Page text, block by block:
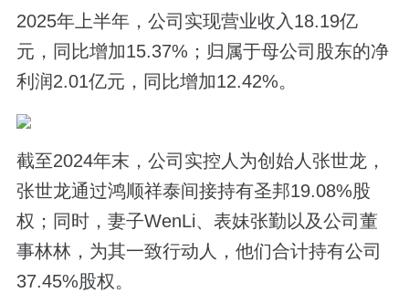
2025年上半年，公司实现营业收入18.19亿
元，同比增加15.37%；归属于母公司股东的净
利润2.01亿元，同比增加12.42%。
截至2024年末，公司实控人为创始人张世龙，
张世龙通过鸿顺祥泰间接持有圣邦19.08%股
权；同时，妻子WenLi、表妹张勤以及公司董
事林林，为其一致行动人，他们合计持有公司
37.45%股权。